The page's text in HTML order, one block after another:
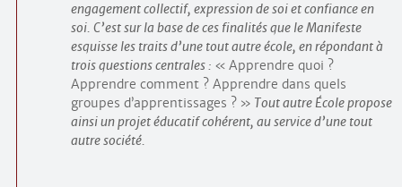
engagement collectif, expression de soi et confiance en
soi. C’est sur la base de ces finalités que le Manifeste
esquisse les traits d’une tout autre école, en répondant à
trois questions centrales :
Apprendre quoi ?
Apprendre comment ? Apprendre dans quels
groupes d’apprentissages ?
Tout autre École propose
ainsi un projet éducatif cohérent, au service d’une tout
autre société.